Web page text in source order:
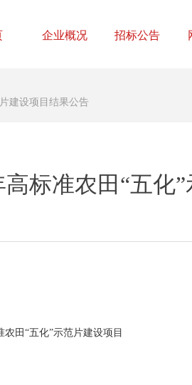
企业概况 招标公告
标准农田“五化
农田“五化”示范片建设项目
建设项目结果公告